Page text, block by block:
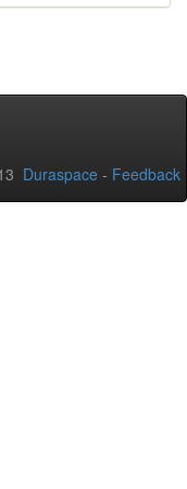
Duraspace - Feedback